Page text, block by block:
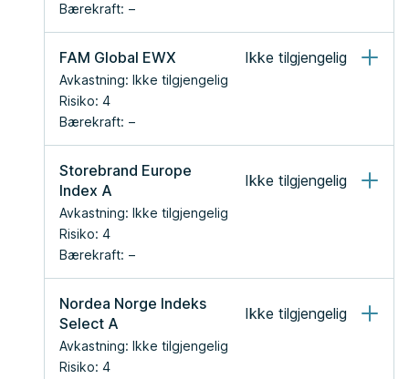
Bærekraft:
FAM Global EWX
Avkastning: Ikke tilgjengelig
Risiko: 4
Bærekraft:
Ikke tilgjengelig
Storebrand Europe
Index A
Avkastning: Ikke tilgjengelig
Risiko: 4
Bærekraft:
Ikke tilgjengelig
Nordea Norge Indeks
Select A
Avkastning: Ikke tilgjengelig
Risiko: 4
Ikke tilgjengelig